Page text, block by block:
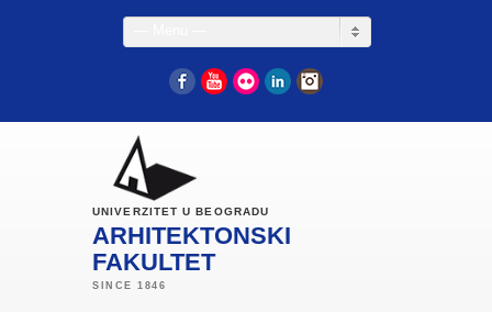
FacebookYouTube
Flickr LinkedIn
UNIVERZITET U BEOGRADU
ARHITEKTONSKI
FAKULTET